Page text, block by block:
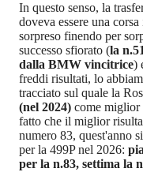
In questo senso, la
doveva essere una
sorpreso finendo per
successo sfiorato (la
dalla BMW vincitrice)
freddi risultati, lo
tracciato sul quale la
(nel 2024) come miglior
fatto che il miglior
numero 83, quest'anno
per la 499P nel 2026:
per la n.83, settima la